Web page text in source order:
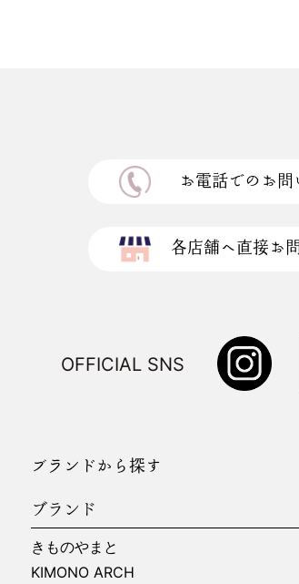
お電話でのお問
各店舗へ直接お
OFFICIAL SNS
ブランドから探す
ブランド
きものやまと
KIMONO ARCH